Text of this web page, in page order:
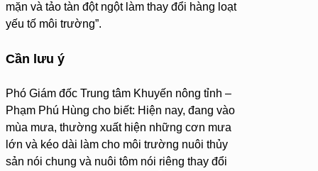
mặn và tảo tàn đột ngột làm thay đổi hàng loạt
yếu tố môi trường”.
Cần lưu ý
Phó Giám đốc Trung tâm Khuyến nông tỉnh –
Phạm Phú Hùng cho biết: Hiện nay, đang vào
mùa mưa, thường xuất hiện những cơn mưa
lớn và kéo dài làm cho môi trường nuôi thủy
sản nói chung và nuôi tôm nói riêng thay đổi